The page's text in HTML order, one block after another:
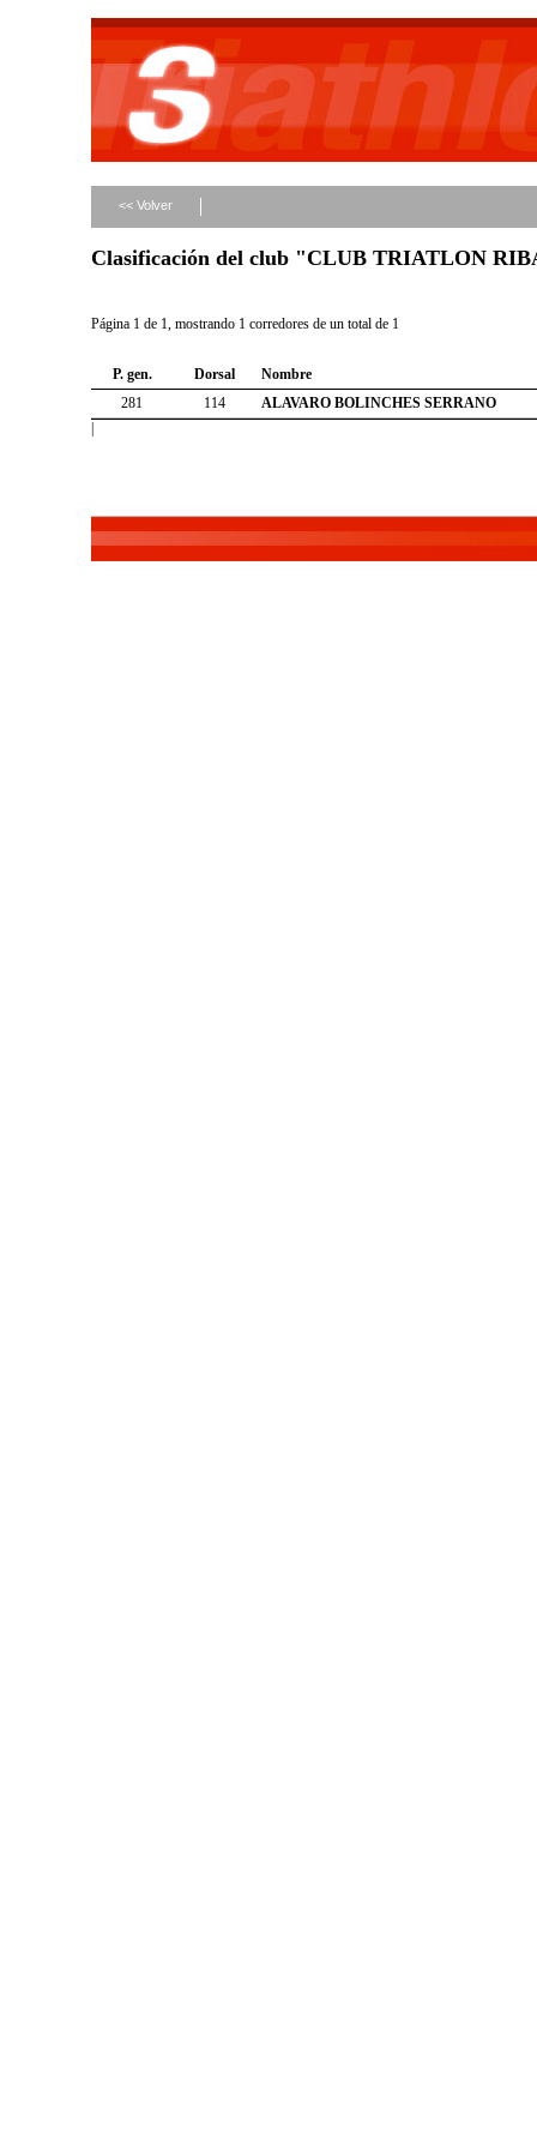
<< Volver
Clasificación del club "CLUB TRIATLON
Página 1 de 1, mostrando 1 corredores de un total de 1
P. gen. Dorsal
Nombre
281
114
ALAVARO BOLINCHES SERRANO
|